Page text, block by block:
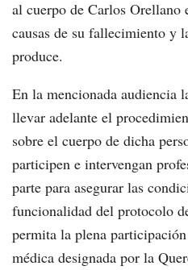
al cuerpo de Carlos Orellano
causas de su fallecimiento y
produce.
En la mencionada audiencia
llevar adelante el
sobre el cuerpo de dicha
participen e intervengan
parte para asegurar las
funcionalidad del protocolo
permita la plena
médica designada por la